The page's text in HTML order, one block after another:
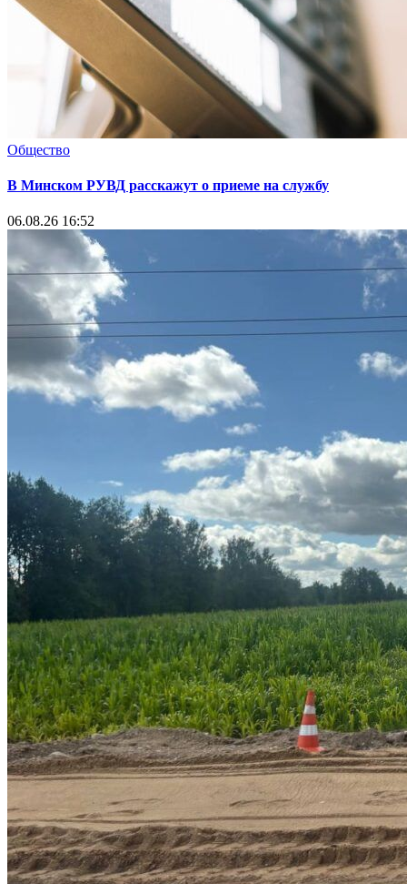
Общество
В Минском РУВД расскажут о приеме на службу
06.08.26 16:52